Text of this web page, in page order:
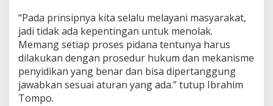
“Pada prinsipnya kita selalu melayani masyarakat,
jadi tidak ada kepentingan untuk menolak.
Memang setiap proses pidana tentunya harus
dilakukan dengan prosedur hukum dan mekanisme
penyidikan yang benar dan bisa dipertanggung
jawabkan sesuai aturan yang ada.” tutup Ibrahim
Tompo.